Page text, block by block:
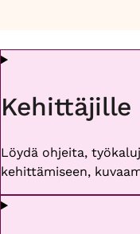
Kehittäjille
Löydä ohjeita,
kehittämiseen,